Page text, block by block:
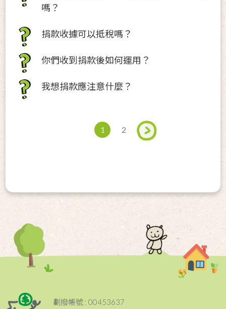
嗎？
捐款收據可以抵稅嗎？
你們收到捐款後如何運用？
我想捐款應注意什麼？
1 2
劃撥帳號 : 00453637